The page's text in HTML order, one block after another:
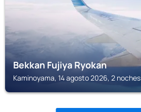
Bekkan Fujiya Ryokan
Kaminoyama, 14 agosto 2026, 2 noches